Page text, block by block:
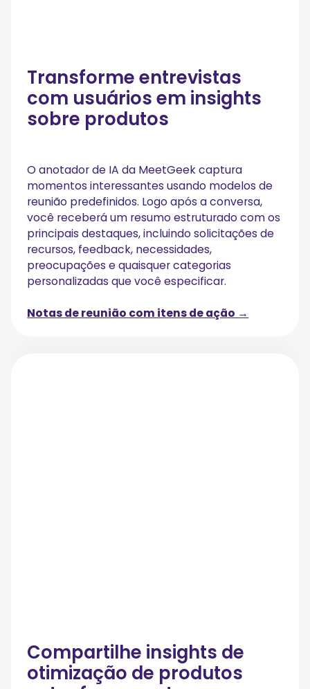
Transforme entrevistas
com usuários em insights
sobre produtos
O anotador de IA da MeetGeek captura
momentos interessantes usando modelos de
reunião predefinidos. Logo após a conversa,
você receberá um resumo estruturado com os
principais destaques, incluindo solicitações de
recursos, feedback, necessidades,
preocupações e quaisquer categorias
personalizadas que você especificar.
Notas de reunião com itens de ação →
Compartilhe insights de
otimização de produtos